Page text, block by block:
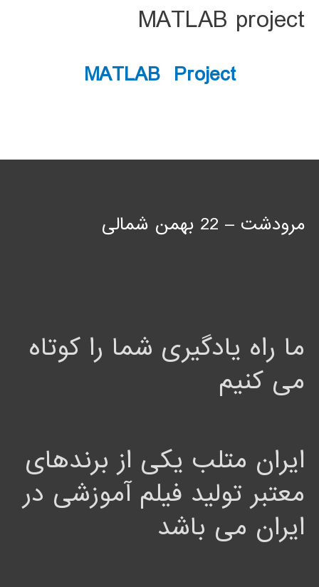
MATLAB project
MATLAB Project
مرودشت – 22 بهمن شمالی
ما راه یادگیری شما را کوتاه
می کنیم
ایران متلب یکی از برندهای
معتبر تولید فیلم آموزشی در
ایران می باشد